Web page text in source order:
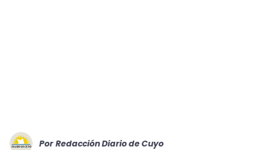
Por Redacción Diario de Cuyo